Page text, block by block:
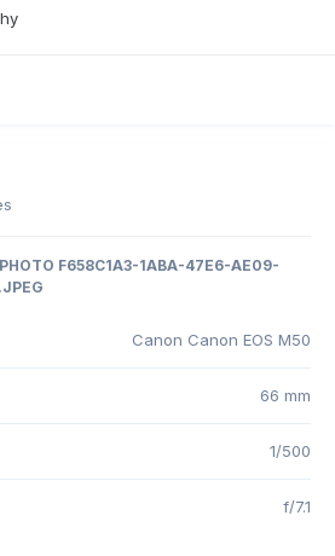
F658C1A3-1ABA-47E6-AE09-
Canon Canon EOS M50
66 mm
1/500
f/7.1